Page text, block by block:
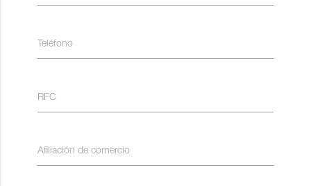
Teléfono
RFC
Afiliación de comercio